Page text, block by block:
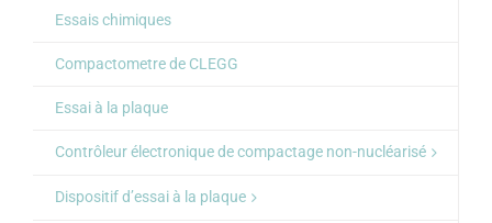
Essais chimiques
Compactometre de CLEGG
Essai à la plaque
Contrôleur électronique de compactage non-nucléarisé
Dispositif d’essai à la plaque